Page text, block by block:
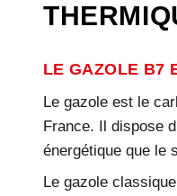
LE GAZOLE B7
Le gazole est le
France. Il dispose
énergétique que le
Le gazole